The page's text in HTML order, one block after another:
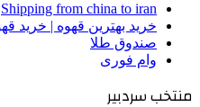
Shipping from china to iran
خرید بهترین قهوه | خرید
صندوق طلا
وام فوری
منتخب سردبیر